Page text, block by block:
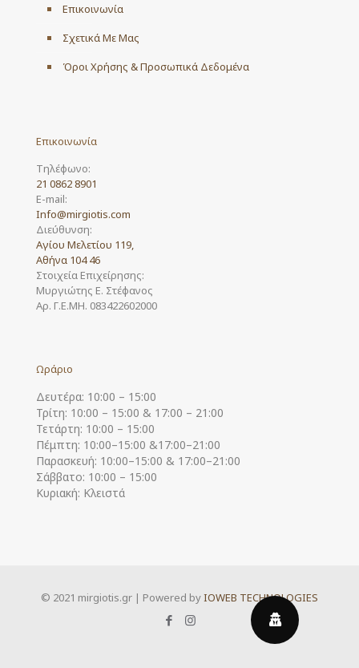
Επικοινωνία
Σχετικά Με Μας
Όροι Χρήσης & Προσωπικά Δεδομένα
Επικοινωνία
Τηλέφωνο:
21 0862 8901
E-mail:
Info@mirgiotis.com
Διεύθυνση:
Αγίου Μελετίου 119,
Αθήνα 104 46
Στοιχεία Επιχείρησης:
Μυργιώτης Ε. Στέφανος
Αρ. Γ.Ε.ΜΗ. 083422602000
Ωράριο
Δευτέρα: 10:00 – 15:00
Τρίτη: 10:00 – 15:00 & 17:00 – 21:00
Τετάρτη: 10:00 – 15:00
Πέμπτη: 10:00–15:00 &17:00–21:00
Παρασκευή: 10:00–15:00 & 17:00–21:00
Σάββατο: 10:00 – 15:00
Κυριακή: Κλειστά
© 2021 mirgiotis.gr | Powered byIOWEB TECHNOLOGIES